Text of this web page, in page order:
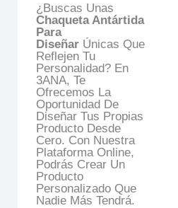
¿Buscas Unas
Chaqueta Antártida
Para
DiseñarÚnicas Que
Reflejen Tu
Personalidad? En
3ANA, Te
Ofrecemos La
Oportunidad De
Diseñar Tus Propias
Producto Desde
Cero. Con Nuestra
Plataforma Online,
Podrás Crear Un
Producto
Personalizado Que
Nadie Más Tendrá.